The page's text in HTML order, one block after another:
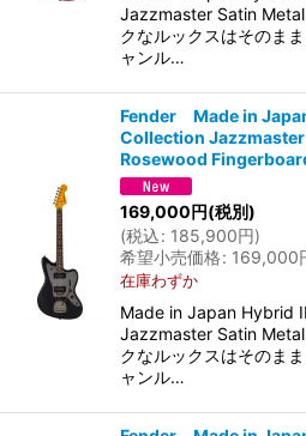
Jazzmaster Satin
クなルックスはそのま
ャンル…
Fender Made in
Collection
Rosewood
169,000円(税別)
(税込: 185,900円)
希望小売価格: 169,000
在庫わずか
Made in Japan Hybrid
Jazzmaster Satin
クなルックスはそのま
ャンル…